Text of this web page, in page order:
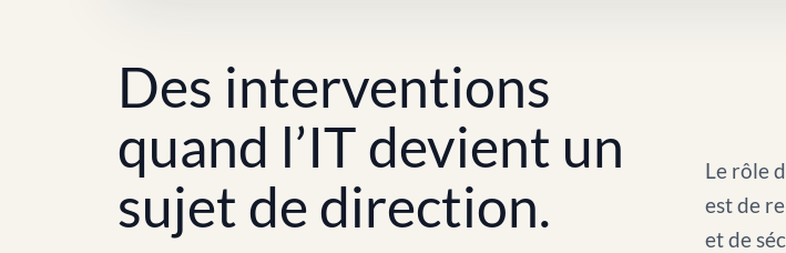
Des interventions
quand l’IT devient un
sujet de direction.
Le rôle
est de
et de